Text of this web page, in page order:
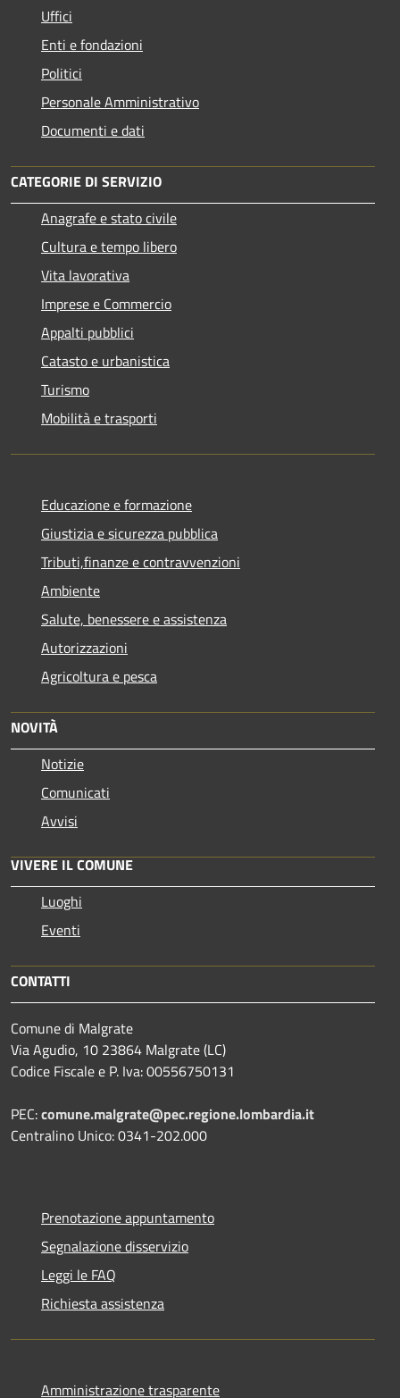
Uffici
Enti e fondazioni
Politici
Personale Amministrativo
Documenti e dati
CATEGORIE DI SERVIZIO
Anagrafe e stato civile
Cultura e tempo libero
Vita lavorativa
Imprese e Commercio
Appalti pubblici
Catasto e urbanistica
Turismo
Mobilità e trasporti
Educazione e formazione
Giustizia e sicurezza pubblica
Tributi,finanze e contravvenzioni
Ambiente
Salute, benessere e assistenza
Autorizzazioni
Agricoltura e pesca
NOVITÀ
Notizie
Comunicati
Avvisi
VIVERE IL COMUNE
Luoghi
Eventi
CONTATTI
Comune di Malgrate
Via Agudio, 10 23864 Malgrate (LC)
Codice Fiscale e P. Iva: 00556750131
PEC:comune.malgrate@pec.regione.lombardia.it
Centralino Unico: 0341-202.000
Prenotazione appuntamento
Segnalazione disservizio
Leggi le FAQ
Richiesta assistenza
Amministrazione trasparente